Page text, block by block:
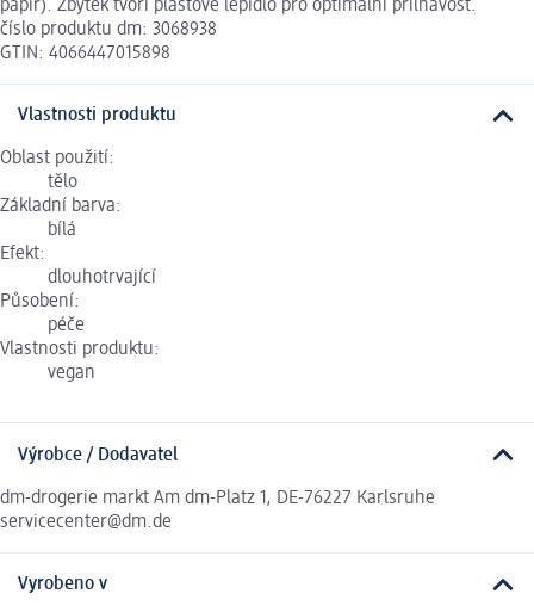
papír). Zbytek tvoří plastové lepidlo pro optimální přilnavost.
číslo produktu dm: 3068938
GTIN: 4066447015898
Vlastnosti produktu
Oblast použití:
tělo
Základní barva:
bílá
Efekt:
dlouhotrvající
Působení:
péče
Vlastnosti produktu:
vegan
Výrobce / Dodavatel
dm-drogerie markt Am dm-Platz 1, DE-76227 Karlsruhe
servicecenter@dm.de
Vyrobeno v